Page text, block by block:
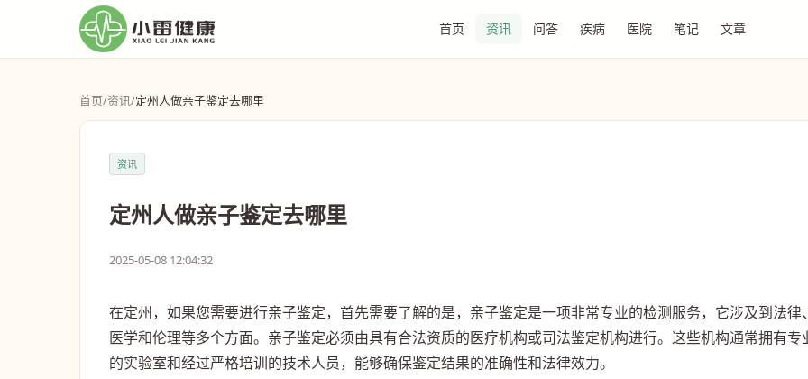
首页 资讯 问答 疾病 医院 笔记 文章
首页/资讯/定州人做亲子鉴定去哪里
资讯
定州人做亲子鉴定去哪里
2025-05-08 12:04:32
在定州，如果您需要进行亲子鉴定，首先需要了解的是，亲子鉴定是一项非常专业的检测服务，它涉及到法律
医学和伦理等多个方面。亲子鉴定必须由具有合法资质的医疗机构或司法鉴定机构进行。这些机构通常拥有专
的实验室和经过严格培训的技术人员，能够确保鉴定结果的准确性和法律效力。